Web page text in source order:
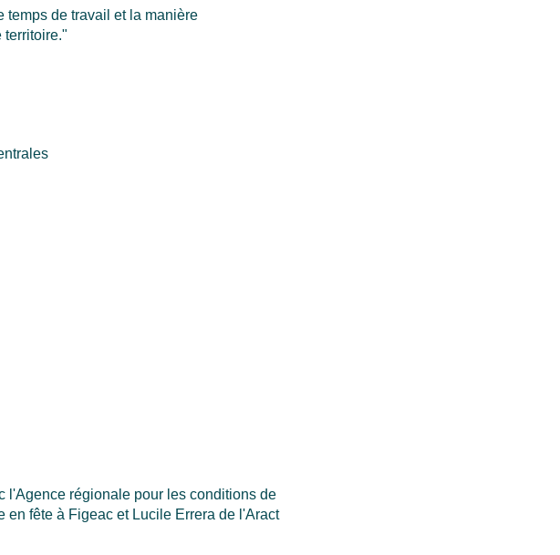
temps de travail et la manière
territoire."
l'Agence régionale pour les conditions de
fête à Figeac et Lucile Errera de l'Aract